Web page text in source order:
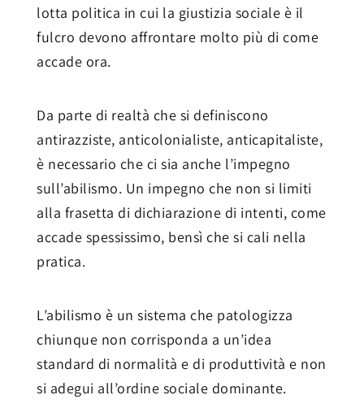
lotta politica in cui la giustizia sociale è il
fulcro devono affrontare molto più di come
accade ora.
Da parte di realtà che si definiscono
antirazziste, anticolonialiste, anticapitaliste,
è necessario che ci sia anche l’impegno
sull’abilismo. Un impegno che non si limiti
alla frasetta di dichiarazione di intenti, come
accade spessissimo, bensì che si cali nella
pratica.
L’abilismo è un sistema che patologizza
chiunque non corrisponda a un’idea
standard di normalità e di produttività e non
si adegui all’ordine sociale dominante.